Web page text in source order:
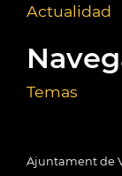
Actualidad
Temas
Ajuntament de